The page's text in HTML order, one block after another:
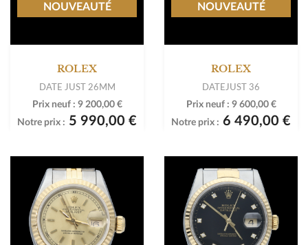
ROLEX
DATE JUST 26MM
Prix neuf : 9 200,00 €
Notre prix : 5 990,00 €
NOUVEAUTÉ
ROLEX
DATEJUST 36
Prix neuf : 9 600,00 €
Notre prix : 6 490,00 €
NOUVEAUTÉ